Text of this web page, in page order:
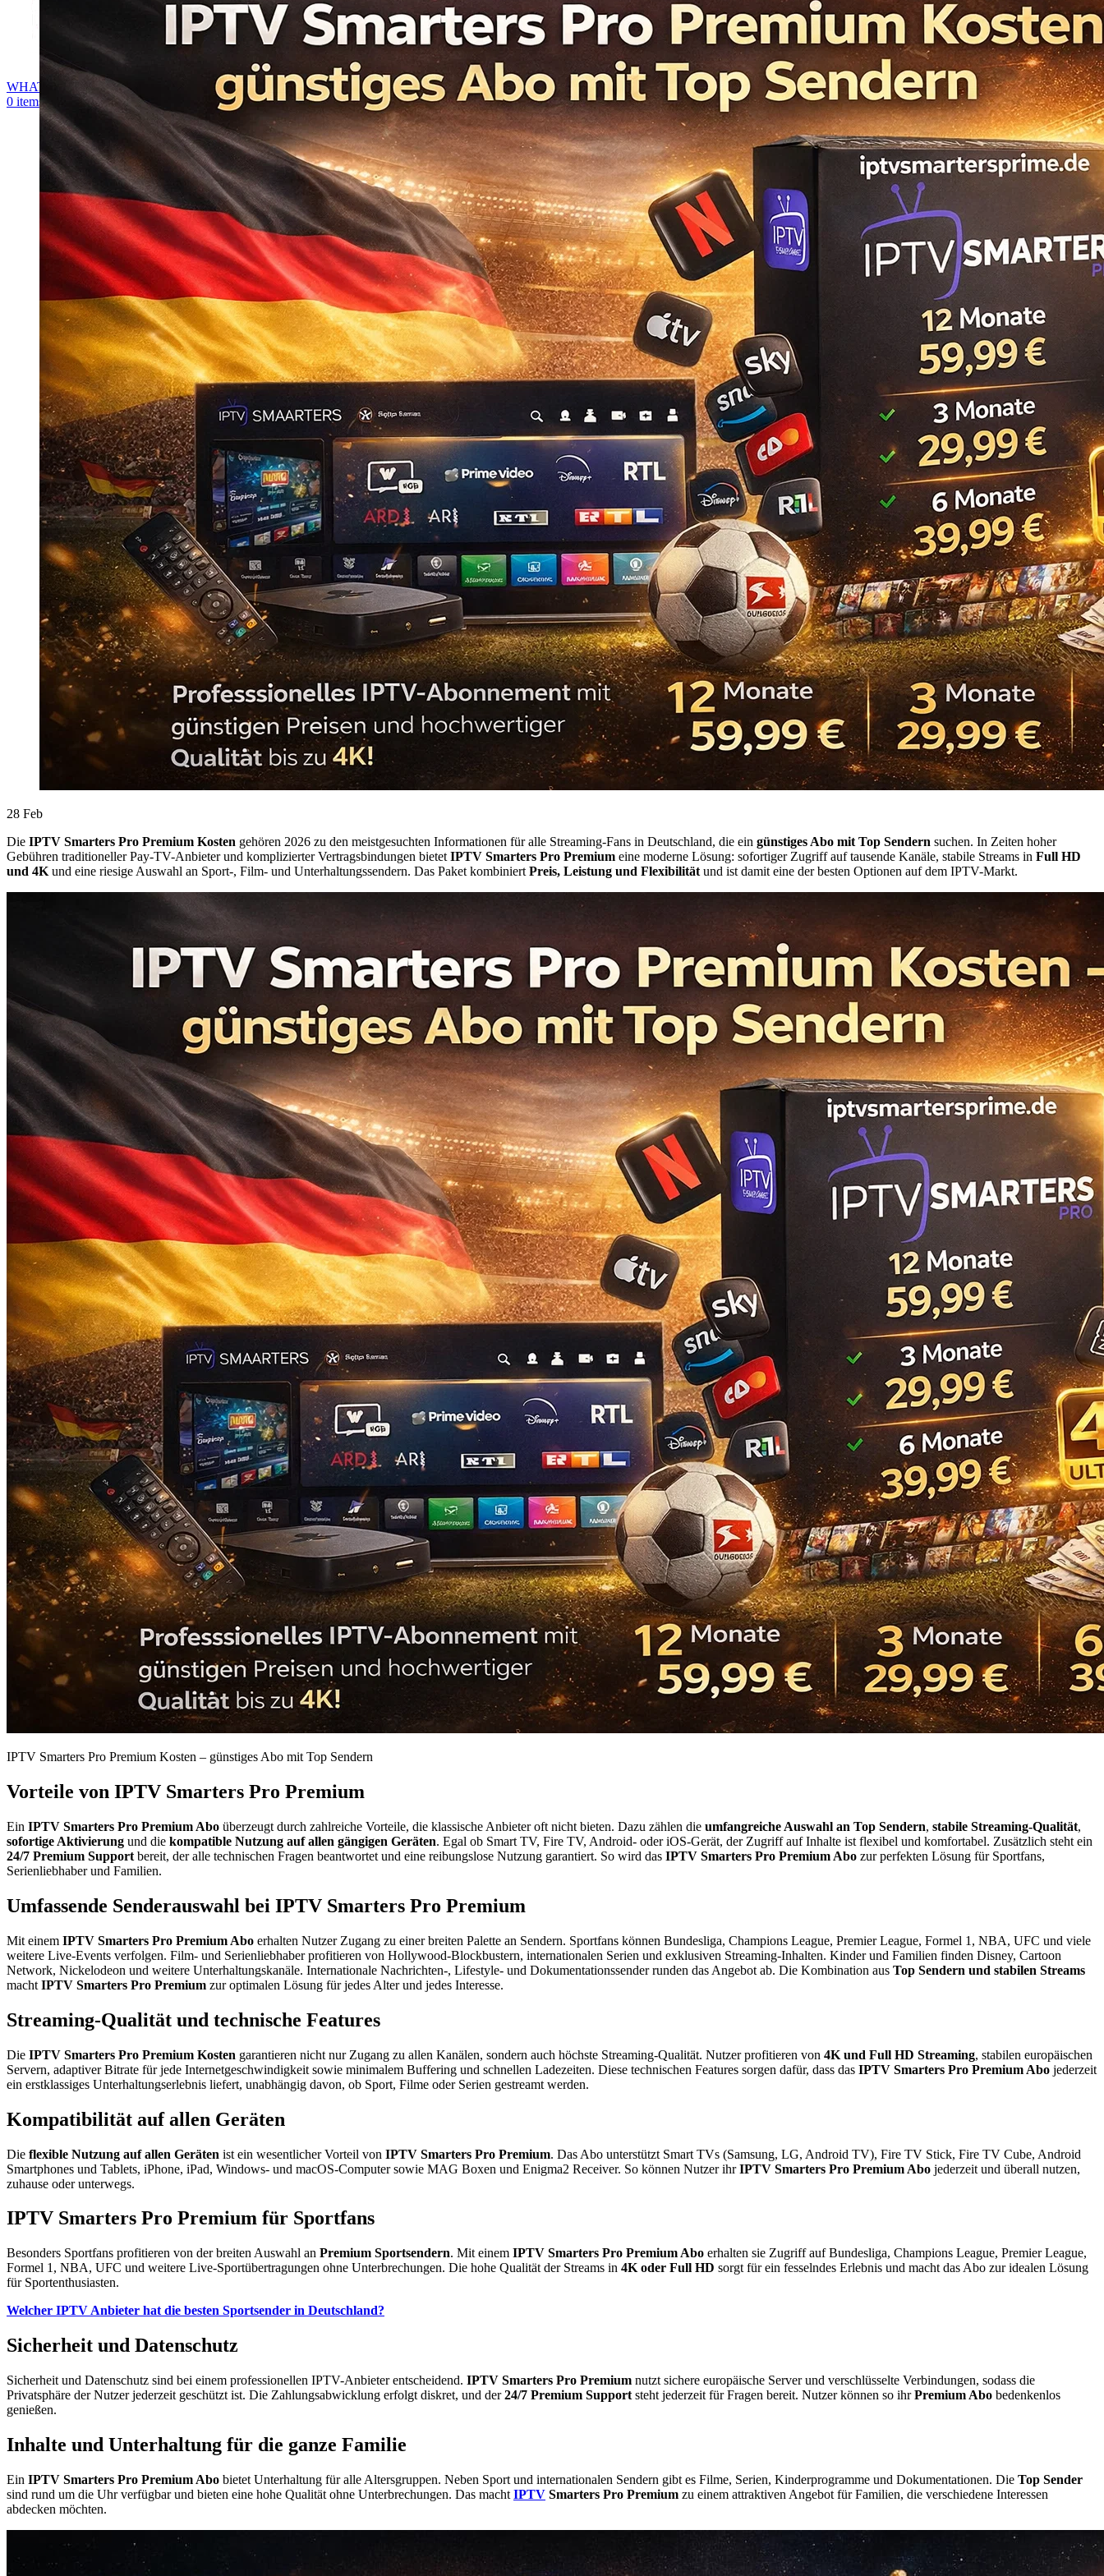
WHATSAPP
0 items 0,00 €
28 Feb
Die IPTV Smarters Pro Premium Kosten gehören 2026 zu den meistgesuchten Informationen für alle Streaming-Fans in Deutschland, die ein günstiges Abo mit Top Sendern suchen. In Zeiten hoher
Gebühren traditioneller Pay-TV-Anbieter und komplizierter Vertragsbindungen bietet IPTV Smarters Pro Premium eine moderne Lösung: sofortiger Zugriff auf tausende Kanäle, stabile Streams in Full HD
und 4K und eine riesige Auswahl an Sport-, Film- und Unterhaltungssendern. Das Paket kombiniert Preis, Leistung und Flexibilität und ist damit eine der besten Optionen auf dem IPTV-Markt.
IPTV Smarters Pro Premium Kosten – günstiges Abo mit Top Sendern
Vorteile von IPTV Smarters Pro Premium
Ein IPTV Smarters Pro Premium Abo überzeugt durch zahlreiche Vorteile, die klassische Anbieter oft nicht bieten. Dazu zählen die umfangreiche Auswahl an Top Sendern, stabile Streaming-Qualität,
sofortige Aktivierung und die kompatible Nutzung auf allen gängigen Geräten. Egal ob Smart TV, Fire TV, Android- oder iOS-Gerät, der Zugriff auf Inhalte ist flexibel und komfortabel. Zusätzlich steht ein
24/7 Premium Support bereit, der alle technischen Fragen beantwortet und eine reibungslose Nutzung garantiert. So wird das IPTV Smarters Pro Premium Abo zur perfekten Lösung für Sportfans,
Serienliebhaber und Familien.
Umfassende Senderauswahl bei IPTV Smarters Pro Premium
Mit einem IPTV Smarters Pro Premium Abo erhalten Nutzer Zugang zu einer breiten Palette an Sendern. Sportfans können Bundesliga, Champions League, Premier League, Formel 1, NBA, UFC und viele
weitere Live-Events verfolgen. Film- und Serienliebhaber profitieren von Hollywood-Blockbustern, internationalen Serien und exklusiven Streaming-Inhalten. Kinder und Familien finden Disney, Cartoon
Network, Nickelodeon und weitere Unterhaltungskanäle. Internationale Nachrichten-, Lifestyle- und Dokumentationssender runden das Angebot ab. Die Kombination aus Top Sendern und stabilen Streams
macht IPTV Smarters Pro Premium zur optimalen Lösung für jedes Alter und jedes Interesse.
Streaming-Qualität und technische Features
Die IPTV Smarters Pro Premium Kosten garantieren nicht nur Zugang zu allen Kanälen, sondern auch höchste Streaming-Qualität. Nutzer profitieren von 4K und Full HD Streaming, stabilen europäischen
Servern, adaptiver Bitrate für jede Internetgeschwindigkeit sowie minimalem Buffering und schnellen Ladezeiten. Diese technischen Features sorgen dafür, dass das IPTV Smarters Pro Premium Abo jederzeit
ein erstklassiges Unterhaltungserlebnis liefert, unabhängig davon, ob Sport, Filme oder Serien gestreamt werden.
Kompatibilität auf allen Geräten
Die flexible Nutzung auf allen Geräten ist ein wesentlicher Vorteil von IPTV Smarters Pro Premium. Das Abo unterstützt Smart TVs (Samsung, LG, Android TV), Fire TV Stick, Fire TV Cube, Android
Smartphones und Tablets, iPhone, iPad, Windows- und macOS-Computer sowie MAG Boxen und Enigma2 Receiver. So können Nutzer ihrIPTV Smarters Pro Premium Abo jederzeit und überall nutzen,
zuhause oder unterwegs.
IPTV Smarters Pro Premium für Sportfans
Besonders Sportfans profitieren von der breiten Auswahl an Premium Sportsendern. Mit einem IPTV Smarters Pro Premium Abo erhalten sie Zugriff auf Bundesliga, Champions League, Premier League,
Formel 1, NBA, UFC und weitere Live-Sportübertragungen ohne Unterbrechungen. Die hohe Qualität der Streams in 4K oder Full HD sorgt für ein fesselndes Erlebnis und macht das Abo zur idealen Lösung
für Sportenthusiasten.
Welcher IPTV Anbieter hat die besten Sportsender in Deutschland?
Sicherheit und Datenschutz
Sicherheit und Datenschutz sind bei einem professionellen IPTV-Anbieter entscheidend. IPTV Smarters Pro Premium nutzt sichere europäische Server und verschlüsselte Verbindungen, sodass die
Privatsphäre der Nutzer jederzeit geschützt ist. Die Zahlungsabwicklung erfolgt diskret, und der24/7 Premium Support steht jederzeit für Fragen bereit. Nutzer können so ihrPremium Abo bedenkenlos
genießen.
Inhalte und Unterhaltung für die ganze Familie
Ein IPTV Smarters Pro Premium Abo bietet Unterhaltung für alle Altersgruppen. Neben Sport und internationalen Sendern gibt es Filme, Serien, Kinderprogramme und Dokumentationen. Die Top Sender
sind rund um die Uhr verfügbar und bieten eine hohe Qualität ohne Unterbrechungen. Das macht IPTV Smarters Pro Premium zu einem attraktiven Angebot für Familien, die verschiedene Interessen
abdecken möchten.